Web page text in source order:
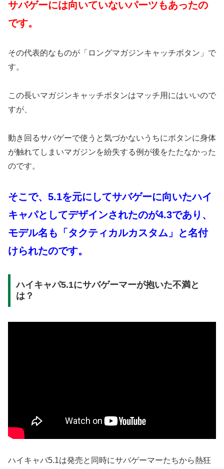
サバゲーには向いていないパーツもあったの
です。
その代表的なものが「ロングマガジンキャッチボタン」で
す。
この長いマガジンキャッチボタンはマッチ用にはいいので
すが、
動き回るサバゲーで使うと気づかないうちにボタンに身体
が触れてしまいマガジンを紛失する例が後をたたなかった
のです。
そこで、5.1を元にしてサバゲーに向いたハイ
キャパとしてデザインされたのが4.3であり、
モデル名も「タクティカルカスタム」と名付
けられたのです。
ハイキャパ5.1にサバゲーマーが抱いた不満と
は？
ハイキャパ5.1は発売と同時にサバゲーマーたちから熱狂